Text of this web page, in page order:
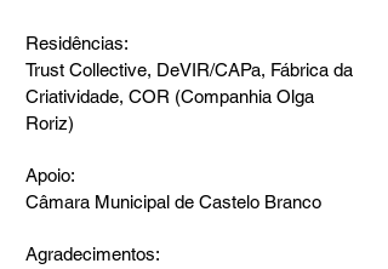
Residências:
Trust Collective, DeVIR/CAPa, Fábrica da
Criatividade, COR (Companhia Olga
Roriz)
Apoio:
Câmara Municipal de Castelo Branco
Agradecimentos: